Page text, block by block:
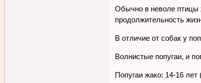
Обычно в неволе птицы
продолжительность
В отличие от собак у
Волнистые попугаи, и
Попугаи жако: 14-16